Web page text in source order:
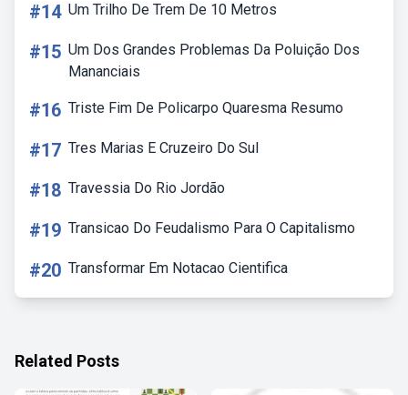
#14 Um Trilho De Trem De 10 Metros
#15 Um Dos Grandes Problemas Da Poluição Dos
Mananciais
#16 Triste Fim De Policarpo Quaresma Resumo
#17 Tres Marias E Cruzeiro Do Sul
#18 Travessia Do Rio Jordão
#19 Transicao Do Feudalismo Para O Capitalismo
#20 Transformar Em Notacao Cientifica
Related Posts